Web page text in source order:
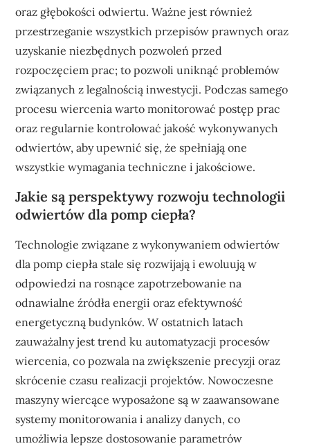
oraz głębokości odwiertu. Ważne jest również
przestrzeganie wszystkich przepisów prawnych oraz
uzyskanie niezbędnych pozwoleń przed
rozpoczęciem prac; to pozwoli uniknąć problemów
związanych z legalnością inwestycji. Podczas samego
procesu wiercenia warto monitorować postęp prac
oraz regularnie kontrolować jakość wykonywanych
odwiertów, aby upewnić się, że spełniają one
wszystkie wymagania techniczne i jakościowe.
Jakie są perspektywy rozwoju technologii
odwiertów dla pomp ciepła?
Technologie związane z wykonywaniem odwiertów
dla pomp ciepła stale się rozwijają i ewoluują w
odpowiedzi na rosnące zapotrzebowanie na
odnawialne źródła energii oraz efektywność
energetyczną budynków. W ostatnich latach
zauważalny jest trend ku automatyzacji procesów
wiercenia, co pozwala na zwiększenie precyzji oraz
skrócenie czasu realizacji projektów. Nowoczesne
maszyny wiercące wyposażone są w zaawansowane
systemy monitorowania i analizy danych, co
umożliwia lepsze dostosowanie parametrów